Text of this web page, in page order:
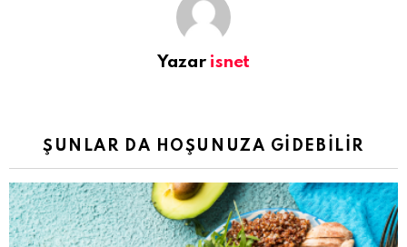
Yazar isnet
ŞUNLAR DA HOŞUNUZA GIDEBILIR